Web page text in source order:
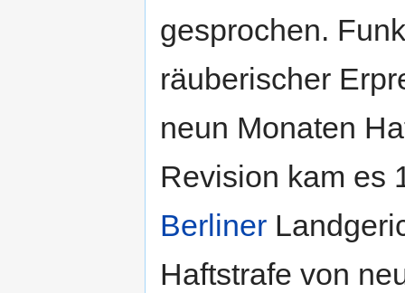
gesprochen.
räuberischer
neun Monaten
Revision kam es
Berliner
Haftstrafe von